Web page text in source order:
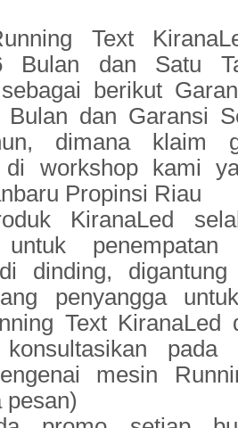
Text
Bulan dan Satu
berikut
Bulan dan Garansi
dimana klaim
di workshop kami
Propinsi Riau
KiranaLed
untuk
dinding,
penyangga
Text KiranaLed
konsultasikan pada
mesin
pesan)